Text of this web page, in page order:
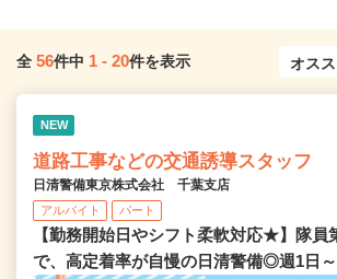
全 56件中 1 - 20件を表示
NEW
道路工事などの交通誘導スタッフ
日清警備東京株式会社 千葉支店
アルバイト パート
【勤務開始日やシフト柔軟対応★】隊員
で、高定着率が自慢の日清警備◎週1日